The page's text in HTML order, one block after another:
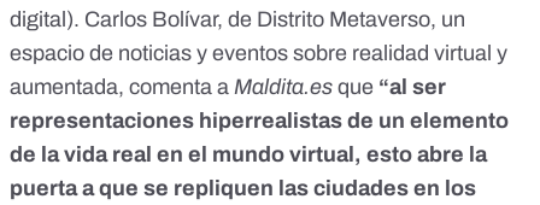
digital). Carlos Bolívar, de Distrito Metaverso, un
espacio de noticias y eventos sobre realidad virtual y
aumentada, comenta a Maldita.es que “al ser
representaciones hiperrealistas de un elemento
de la vida real en el mundo virtual, esto abre la
puerta a que se repliquen las ciudades en los